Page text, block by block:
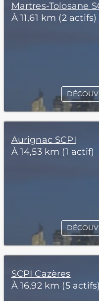
Martres-Tolosane
À 11,61 km (2 actifs)
Aurignac SCPI
À 14,53 km (1 actif)
SCPI Cazères
À 16,92 km (5 actifs)